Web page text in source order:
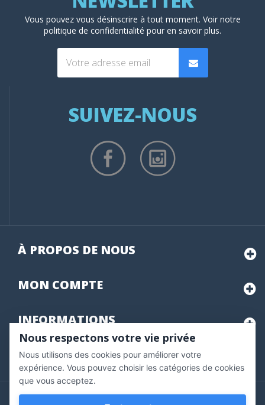
Vous pouvez vous désinscrire à tout moment. Voir notre
politique de confidentialité pour en savoir plus.
SUIVEZ-NOUS
À PROPOS DE NOUS
MON COMPTE
INFORMATIONS
Marchand approuvé par la Société des Avis Garantis,
pour vérifier .
Copyright © 2020 Vernazobres Grego - tous droits
Nous respectons votre vie privée
Nous utilisons des cookies pour améliorer votre
expérience. Vous pouvez choisir les catégories de cookies
que vous acceptez.